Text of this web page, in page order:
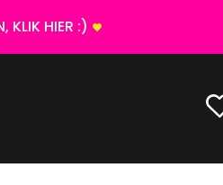
KLIK HIER :)